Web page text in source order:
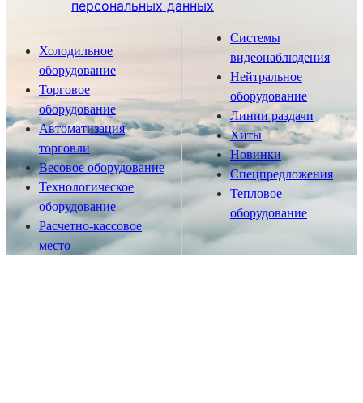
персональных данных
Холодильное
оборудование
Торговое
оборудование
Автоматизация
торговли
Весовое оборудование
Технологическое
оборудование
Расчетно-кассовое
место
Системы
видеонаблюдения
Нейтральное
оборудование
Линии раздачи
Хиты
Новинки
Спецпредложения
Тепловое
оборудование